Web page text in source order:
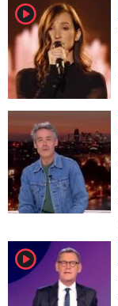
player2
player2